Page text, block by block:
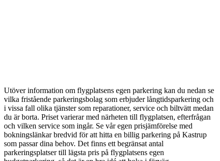
Utöver information om flygplatsens egen parkering kan du nedan se
vilka fristående parkeringsbolag som erbjuder långtidsparkering och
i vissa fall olika tjänster som reparationer, service och biltvätt medan
du är borta. Priset varierar med närheten till flygplatsen, efterfrågan
och vilken service som ingår. Se vår egen prisjämförelse med
bokningslänkar bredvid för att hitta en billig parkering på Kastrup
som passar dina behov. Det finns ett begränsat antal
parkeringsplatser till lägsta pris på flygplatsens egen